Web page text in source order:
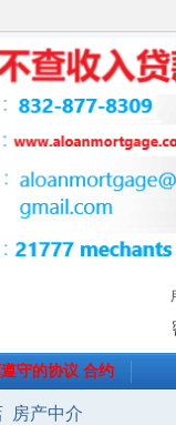
守的协议 合约
房产中介